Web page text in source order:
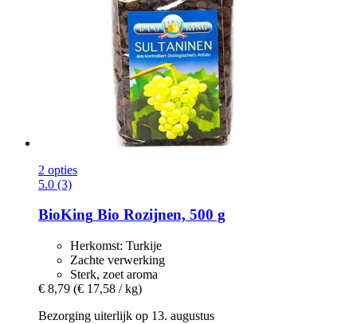
2 opties
5.0 (3)
BioKing Bio Rozijnen, 500 g
Herkomst: Turkije
Zachte verwerking
Sterk, zoet aroma
€ 8,79 (€ 17,58 / kg)
Bezorging uiterlijk op 13. augustus